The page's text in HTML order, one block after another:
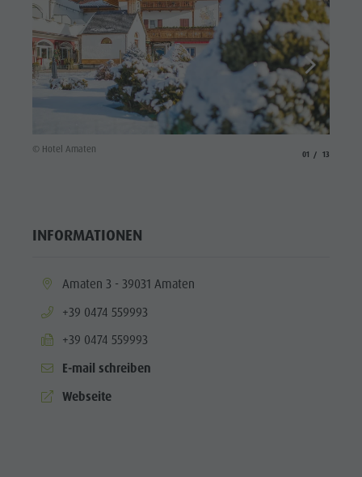
© Hotel Amaten
01 13
INFORMATIONEN
aria.location:
Amaten 3 - 39031 Amaten
aria.phone:
+39 0474 559993
aria.fax:
+39 0474 559993
E-mail schreiben
aria.website:
Webseite